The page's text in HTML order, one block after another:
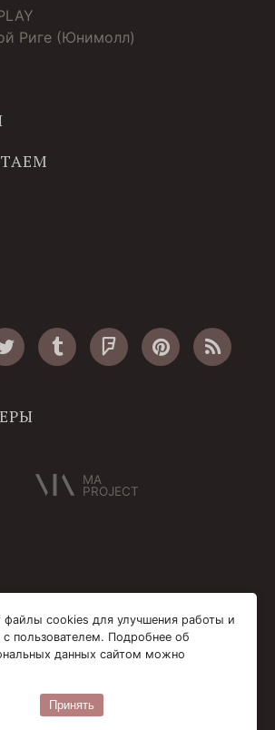
Риге (Юнимолл)
MA
PROJECT
Cookie-файлы
Все права соблюдены. Сделано в
файлы cookies для улучшения работы и
с пользователем. Подробнее об
данных сайтом можно
Принять